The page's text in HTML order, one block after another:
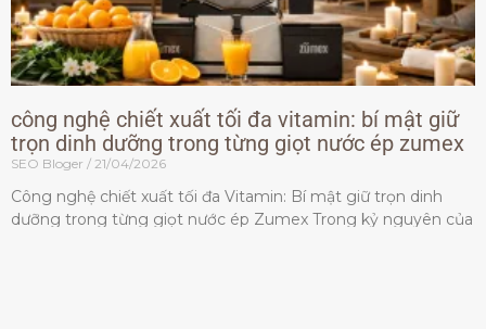
công nghệ chiết xuất tối đa vitamin: bí mật giữ
trọn dinh dưỡng trong từng giọt nước ép zumex
SEO Bloger 21/04/2026
Công nghệ chiết xuất tối đa Vitamin: Bí mật giữ trọn dinh
dưỡng trong từng giọt nước ép Zumex Trong kỷ nguyên của